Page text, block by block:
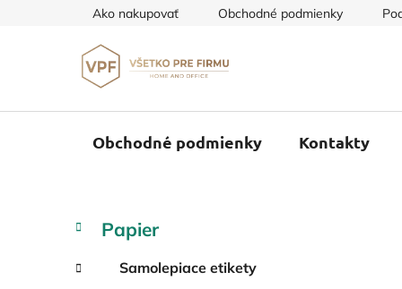
Ako nakupovať Obchodné podmienky
Obchodné podmienky Kontakty
B
č
kategórie
K
a
e
Papier
Samolepiace etikety